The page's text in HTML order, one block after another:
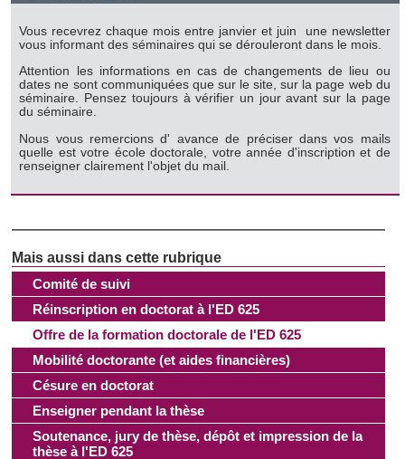
Comité de suivi
Réinscription en doctorat à l'ED 625
Offre de la formation doctorale de l'ED 625
Mobilité doctorante (et aides financières)
Césure en doctorat
Enseigner pendant la thèse
Soutenance, jury de thèse, dépôt et impression de la
thèse à l'ED 625
Vous recevrez chaque mois entre janvier et juin une newsletter
vous informant des séminaires qui se dérouleront dans le mois.
Attention les informations en cas de changements de lieu ou
dates ne sont communiquées que sur le site, sur la page web du
séminaire. Pensez toujours à vérifier un jour avant sur la page
du séminaire.
Nous vous remercions d' avance de préciser dans vos mails
quelle est votre école doctorale, votre année d'inscription et de
renseigner clairement l'objet du mail.